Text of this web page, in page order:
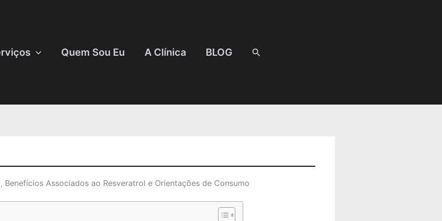
Quem Sou Eu A Clínica BLOG Pesquisar
Benefícios Associados ao Resveratrol e Orientações de Consumo